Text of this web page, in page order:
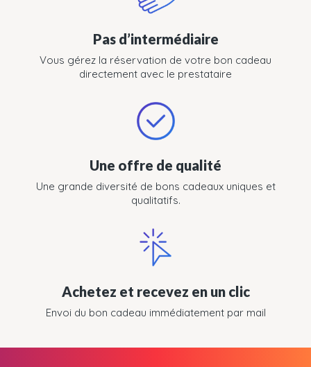
Pas d’intermédiaire
Vous gérez la réservation de votre bon cadeau
directement avec le prestataire
Une offre de qualité
Une grande diversité de bons cadeaux uniques et
qualitatifs.
Achetez et recevez en un clic
Envoi du bon cadeau immédiatement par mail